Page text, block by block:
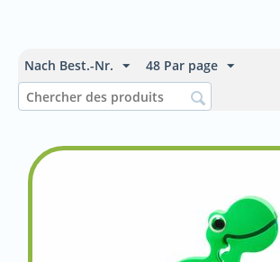
Nach Best.-Nr. 48 Par page